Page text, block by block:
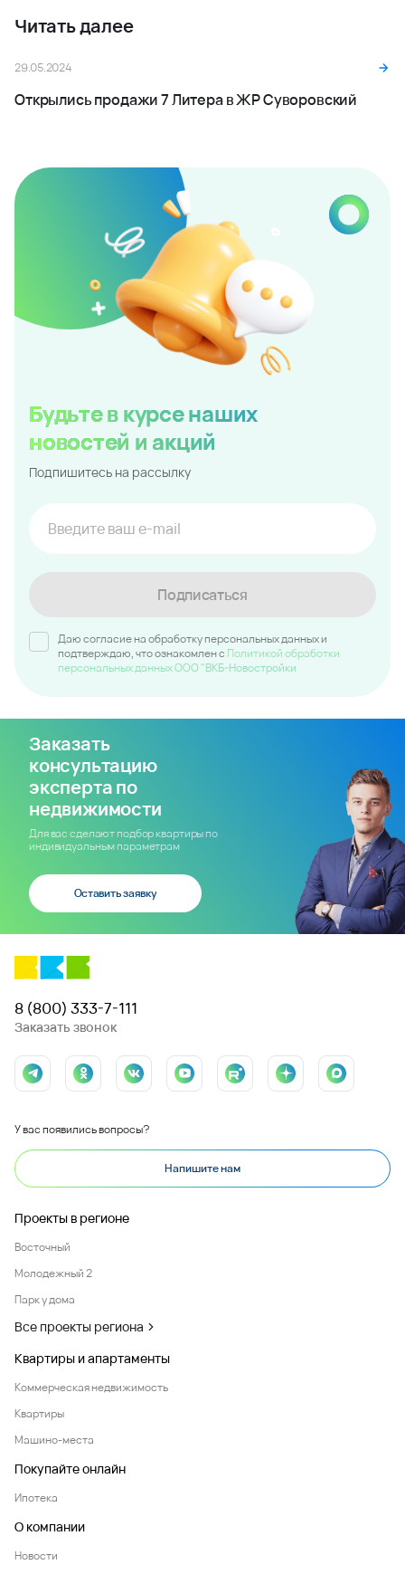
Будьте в курсе наших
новостей и акций
Подпишитесь на рассылку
Подписаться
Даю согласие на обработку персональных данных и
подтверждаю, что ознакомлен c Политикой обработки
персональных данных ООО "ВКБ-Новостройки
Читать далее
29.05.2024
Открылись продажи 7 Литера в ЖР Суворовский
Заказать
консультацию
эксперта по
недвижимости
Для вас сделают подбор квартиры по
индивидуальным параметрам
Оставить заявку
8 (800) 333-7-111
Заказать звонок
У вас появились вопросы?
Напишите нам
Проекты в регионе
Восточный
Молодежный 2
Парк у дома
Все проекты региона
Квартиры и апартаменты
Коммерческая недвижимость
Квартиры
Машино-места
Покупайте онлайн
Ипотека
О компании
Новости